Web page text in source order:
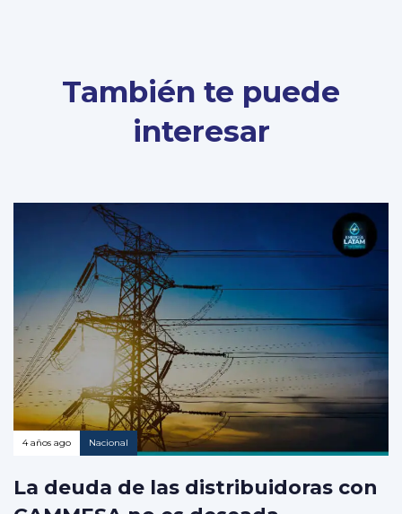
También te puede
interesar
4 años ago Nacional
La deuda de las distribuidoras con